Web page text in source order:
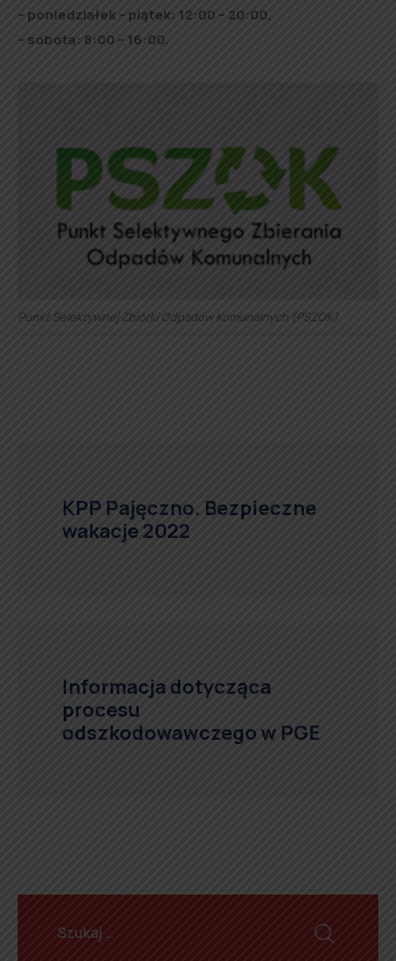
– poniedziałek – piątek: 12:00 – 20:00,
– sobota: 8:00 – 16:00.
Punkt Selektywnej Zbiórki Odpadów Komunalnych (PSZOK)
KPP Pajęczno. Bezpieczne
wakacje 2022
Informacja dotycząca
procesu
odszkodowawczego w PGE